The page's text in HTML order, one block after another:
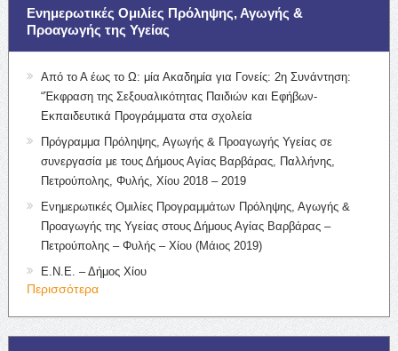
Ενημερωτικές Ομιλίες Πρόληψης, Αγωγής &
Προαγωγής της Υγείας
Από το Α έως το Ω: μία Ακαδημία για Γονείς: 2η Συνάντηση:
“Έκφραση της Σεξουαλικότητας Παιδιών και Εφήβων-
Εκπαιδευτικά Προγράμματα στα σχολεία
Πρόγραμμα Πρόληψης, Αγωγής & Προαγωγής Υγείας σε
συνεργασία με τους Δήμους Αγίας Βαρβάρας, Παλλήνης,
Πετρούπολης, Φυλής, Χίου 2018 – 2019
Ενημερωτικές Ομιλίες Προγραμμάτων Πρόληψης, Αγωγής &
Προαγωγής της Υγείας στους Δήμους Αγίας Βαρβάρας –
Πετρούπολης – Φυλής – Χίου (Μάιος 2019)
Ε.Ν.Ε. – Δήμος Χίου
Περισσότερα